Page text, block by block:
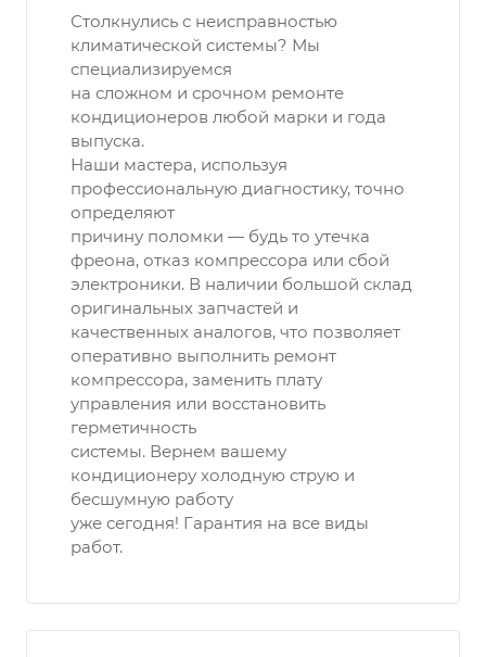
Столкнулись с неисправностью
климатической системы? Мы
специализируемся
на сложном и срочном ремонте
кондиционеров любой марки и года
выпуска.
Наши мастера, используя
профессиональную диагностику, точно
определяют
причину поломки — будь то утечка
фреона, отказ компрессора или сбой
электроники. В наличии большой склад
оригинальных запчастей и
качественных аналогов, что позволяет
оперативно выполнить ремонт
компрессора, заменить плату
управления или восстановить
герметичность
системы. Вернем вашему
кондиционеру холодную струю и
бесшумную работу
уже сегодня! Гарантия на все виды
работ.